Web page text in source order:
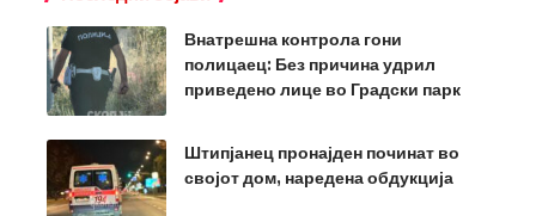
Внатрешна контрола гони
полицаец: Без причина удрил
приведено лице во Градски парк
Штипјанец пронајден починат во
својот дом, наредена обдукција